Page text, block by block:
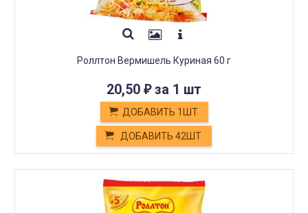
Роллтон Вермишель Куриная 60 г
20,50 ₽за 1 шт
ДОБАВИТЬ 1ШТ
ДОБАВИТЬ 42ШТ